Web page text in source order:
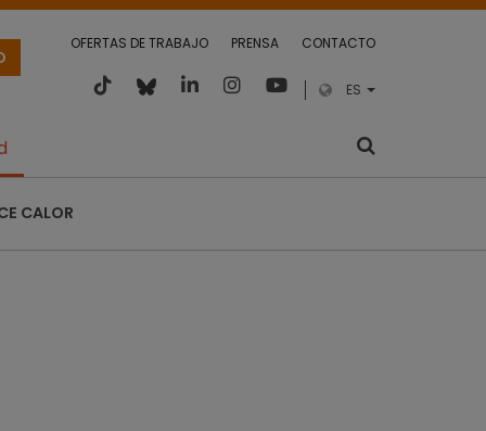
OFERTAS DE TRABAJO PRENSA CONTACTO
ES
CALOR